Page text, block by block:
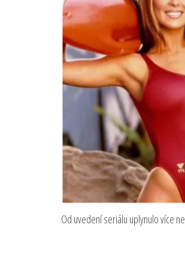
Od uvedení seriálu uplynulo více